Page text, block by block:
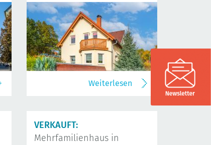
Weiterlesen
VERKAUFT:
Mehrfamilienhaus in